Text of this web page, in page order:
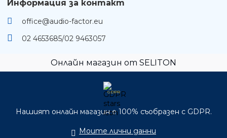
Информация за контакт
office@audio-factor.eu
02 4653685/02 9463057
Онлайн магазин от SELITON
GDPR
Нашият онлайн магазин е 100% съобразен с GDPR.
Моите лични данни